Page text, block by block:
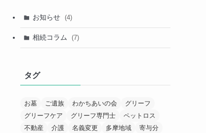
お知らせ (4)
相続コラム (7)
タグ
お墓 ご遺族 わかちあいの会
グリーフ
グリーフケア
グリーフ専門士
ペットロス
不動産
介護 名義変更 多摩地域
寄与分